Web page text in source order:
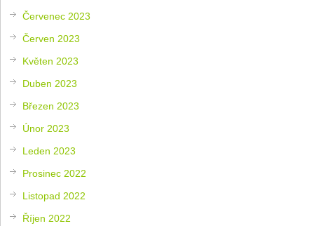
Červenec 2023
Červen 2023
Květen 2023
Duben 2023
Březen 2023
Únor 2023
Leden 2023
Prosinec 2022
Listopad 2022
Říjen 2022